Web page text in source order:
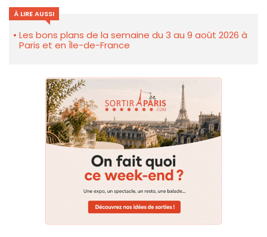
À LIRE AUSSI
Les bons plans de la semaine du 3 au 9 août 2026 à
Paris et en Île-de-France